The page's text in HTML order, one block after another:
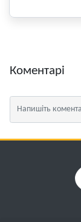
Коментарі